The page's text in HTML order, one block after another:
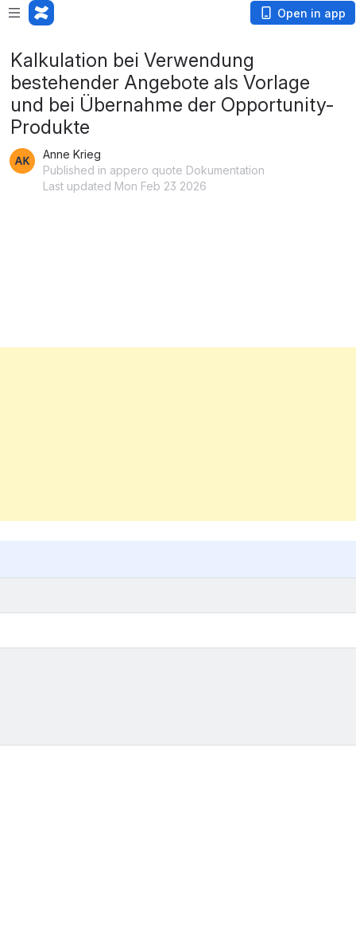
Open in app
Kalkulation bei Verwendung
bestehender Angebote als Vorlage
und bei Übernahme der Opportunity-
Produkte
Anne Krieg
Published in appero quote Dokumentation
Last updated Mon Feb 23 2026